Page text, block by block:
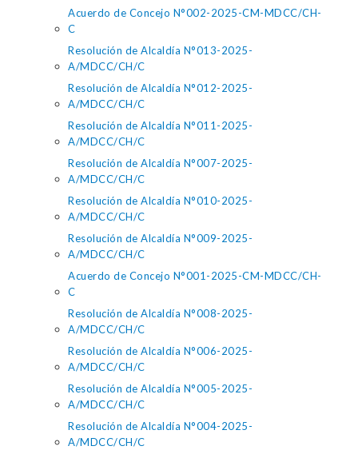
Acuerdo de Concejo N°002-2025-CM-MDCC/CH-
C
Resolución de Alcaldía N°013-2025-
A/MDCC/CH/C
Resolución de Alcaldía N°012-2025-
A/MDCC/CH/C
Resolución de Alcaldía N°011-2025-
A/MDCC/CH/C
Resolución de Alcaldía N°007-2025-
A/MDCC/CH/C
Resolución de Alcaldía N°010-2025-
A/MDCC/CH/C
Resolución de Alcaldía N°009-2025-
A/MDCC/CH/C
Acuerdo de Concejo N°001-2025-CM-MDCC/CH-
C
Resolución de Alcaldía N°008-2025-
A/MDCC/CH/C
Resolución de Alcaldía N°006-2025-
A/MDCC/CH/C
Resolución de Alcaldía N°005-2025-
A/MDCC/CH/C
Resolución de Alcaldía N°004-2025-
A/MDCC/CH/C